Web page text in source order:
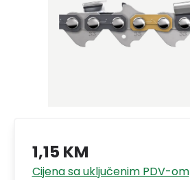
1,15 KM
Cijena sa uključenim PDV-om